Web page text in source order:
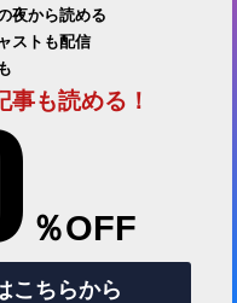
夜から読める
ストも配信
も読める！
％OFF
こちらから